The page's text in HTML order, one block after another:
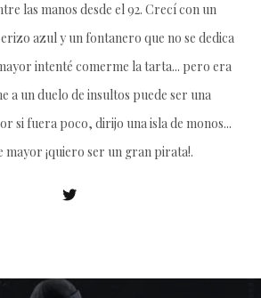
las manos desde el 92. Crecí con un
azul y un fontanero que no se dedica
intenté comerme la tarta... pero era
a un duelo de insultos puede ser una
si fuera poco, dirijo una isla de monos...
mayor ¡quiero ser un gran pirata!.